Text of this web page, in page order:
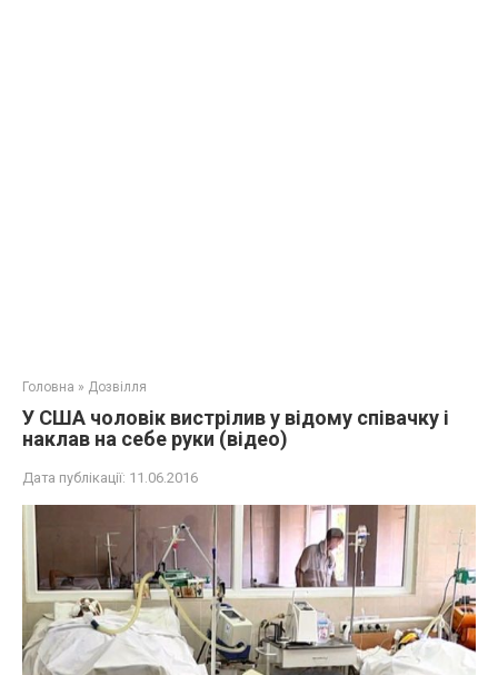
Головна » Дозвілля
У США чоловік вистрілив у відому співачку і
наклав на себе руки (відео)
Дата публікації: 11.06.2016